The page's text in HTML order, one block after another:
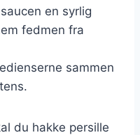
en syrlig
fedmen fra
sammen
du hakke persille